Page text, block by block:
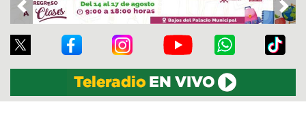
Previous